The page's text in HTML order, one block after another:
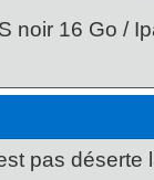
noir 16 Go /
pas déserte